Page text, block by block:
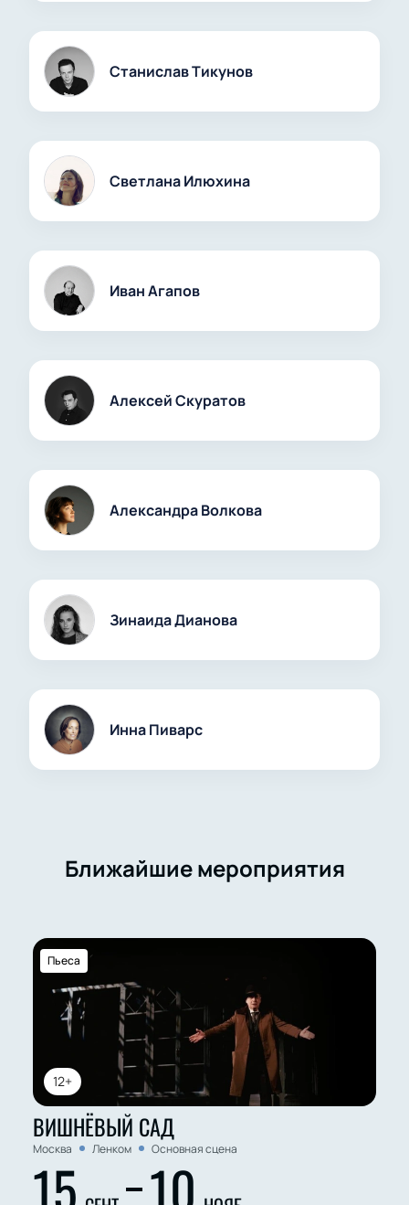
Станислав Тикунов
Светлана Илюхина
Иван Агапов
Алексей Скуратов
Александра Волкова
Зинаида Дианова
Инна Пиварс
Ближайшие мероприятия
12+
Пьеса
ВИШНЁВЫЙ САД
Москва Ленком Основная сцена
15 10